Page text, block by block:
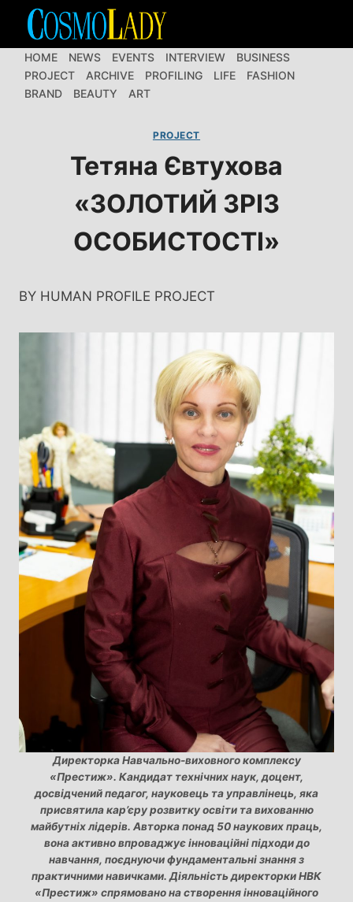
Перейти
вмістуHOME NEWS EVENTS INTERVIEW
BUSINESS
PROJECT
ARCHIVE PROFILING LIFE
FASHION
BRAND
BEAUTY ART
PROJECT
Тетяна Євтухова
«ЗОЛОТИЙ ЗРІЗ
ОСОБИСТОСТІ»
BY HUMAN PROFILE PROJECT
Директорка Навчально-виховного комплексу
«Престиж». Кандидат технічних наук, доцент,
досвідчений педагог, науковець та управлінець, яка
присвятила кар’єру розвитку освіти та вихованню
майбутніх лідерів. Авторка понад 50 наукових праць,
вона активно впроваджує інноваційні підходи до
навчання, поєднуючи фундаментальні знання з
практичними навичками. Діяльність директорки НВК
«Престиж» спрямовано на створення інноваційного